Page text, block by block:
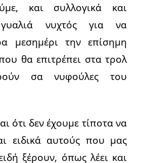
και συλλογικά και
νυχτός για να
μεσημέρι την επίσημη
θα επιτρέπει στα τρολ
σα νυφούλες του
ότι δεν έχουμε τίποτα να
ειδικά αυτούς που μας
ξέρουν, όπως λέει και